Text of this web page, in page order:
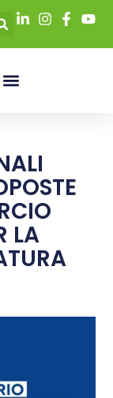
LA